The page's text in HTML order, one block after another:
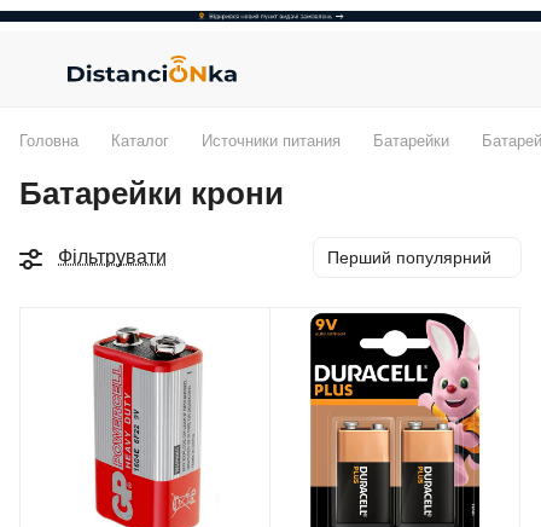
Головна Каталог Источники питания Батарейки
Батарейки крони
Фільтрувати Перший популярний